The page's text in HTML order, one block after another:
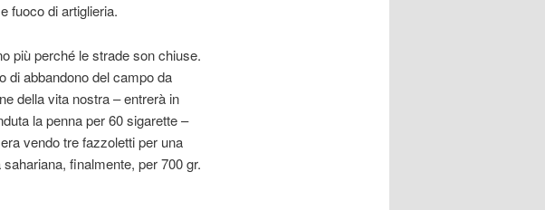
fuoco di artiglieria.
più perché le strade son chiuse.
di abbandono del campo da
della vita nostra – entrerà in
la penna per 60 sigarette –
vendo tre fazzoletti per una
finalmente, per 700 gr.